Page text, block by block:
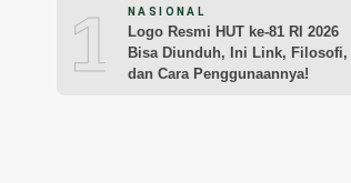
10NASIONAL
Logo Resmi HUT ke-81 RI 2026
Bisa Diunduh, Ini Link, Filosofi,
dan Cara Penggunaannya!